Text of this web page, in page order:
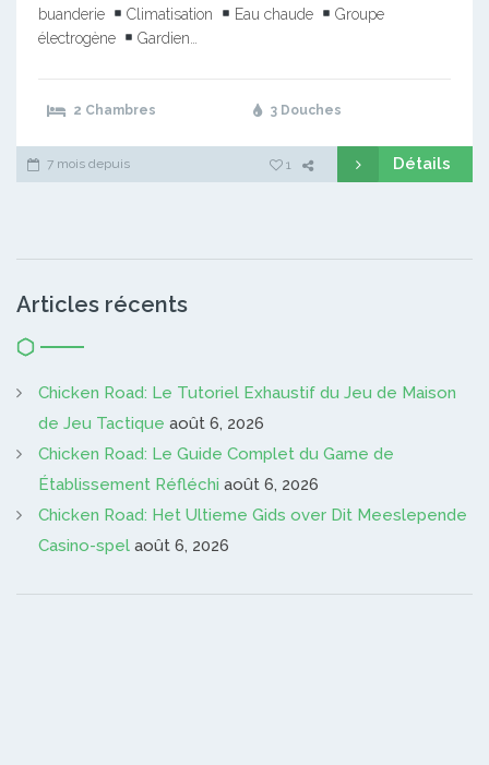
buanderie
Climatisation Eau chaude
Groupe
électrogène
Gardien…
2 Chambres 3 Douches
7 mois depuis 1 Détails
Articles récents
Chicken Road: Le Tutoriel Exhaustif du Jeu de Maison
de Jeu Tactique août 6, 2026
Chicken Road: Le Guide Complet du Game de
Établissement Réfléchi août 6, 2026
Chicken Road: Het Ultieme Gids over Dit Meeslepende
Casino-spel août 6, 2026